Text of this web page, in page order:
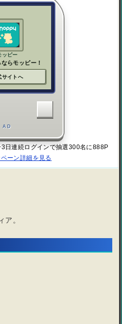
ッピー
らモッピー！
サイトへ
AD
日連続ログインで抽選300名に888P
ーン詳細を見る
ア。